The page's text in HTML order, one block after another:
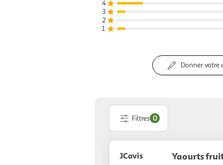
4
3
2
1
Donner votre
Filtres 0
JCavis Yaourts